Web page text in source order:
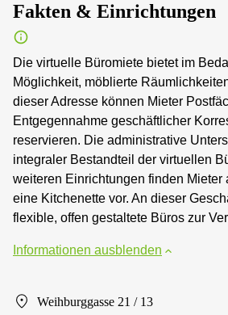
Fakten & Einrichtungen
Die virtuelle Büromiete bietet im
Möglichkeit, möblierte
dieser Adresse können Mieter
Entgegennahme geschäftlicher
reservieren. Die administrative
integraler Bestandteil der virtuellen
weiteren Einrichtungen finden Mieter
eine Kitchenette vor. An dieser
flexible, offen gestaltete Büros zur
Informationen ausblenden
Weihburggasse 21 / 13